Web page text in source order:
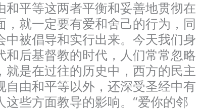
和平等这两者平衡和妥善地贯彻在
，就一定要有爱和舍己的行为，同
中被倡导和实行出来。今天我们身
和后基督教的时代，人们常常忽略
就是在过往的历史中，西方的民主
自由和平等以外，还深受圣经中有
这些方面教导的影响。“爱你的邻